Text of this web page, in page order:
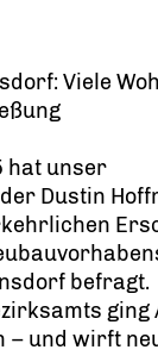
Viele
hat unser
Dustin
befragt.
ging
– und wirft